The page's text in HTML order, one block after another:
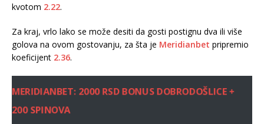
kvotom 2.22.
Za kraj, vrlo lako se može desiti da gosti postignu dva ili više
golova na ovom gostovanju, za šta je Meridianbet pripremio
koeficijent 2.36.
MERIDIANBET: 2000 RSD BONUS DOBRODOŠLICE +
200 SPINOVA